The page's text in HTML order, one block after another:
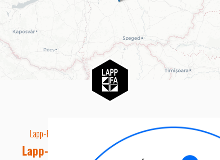
Lapp-Fa EUTR technikai azonosító száma: AA5849163
Lapp-fa Kft. Webshop Ügyfélszolgálat